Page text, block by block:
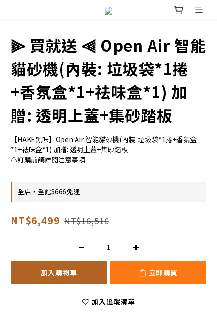
⫸ 買就送 ⫷ Open Air 智能
貓砂機(內裝: 垃圾袋*1捲
+香氛盒*1+祛味盒*1) 加
贈: 透明上蓋+集砂踏板
【HAKE黑咔】Open Air 智能貓砂機(內裝: 垃圾袋*1捲+香氛盒
*1+祛味盒*1) 加贈: 透明上蓋+集砂踏板
⚠訂購前請詳閱注意事項
全店，全館$666免運
NT$6,499 NT$16,510
加入購物車 立即購買
加入追蹤清單